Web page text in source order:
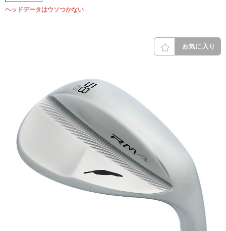
ヘッドデータはウソつかない
お気に入り